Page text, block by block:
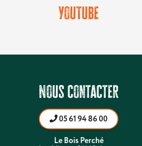
YouTube
Nous contacter
05 61 94 86 00
Le Bois Perché